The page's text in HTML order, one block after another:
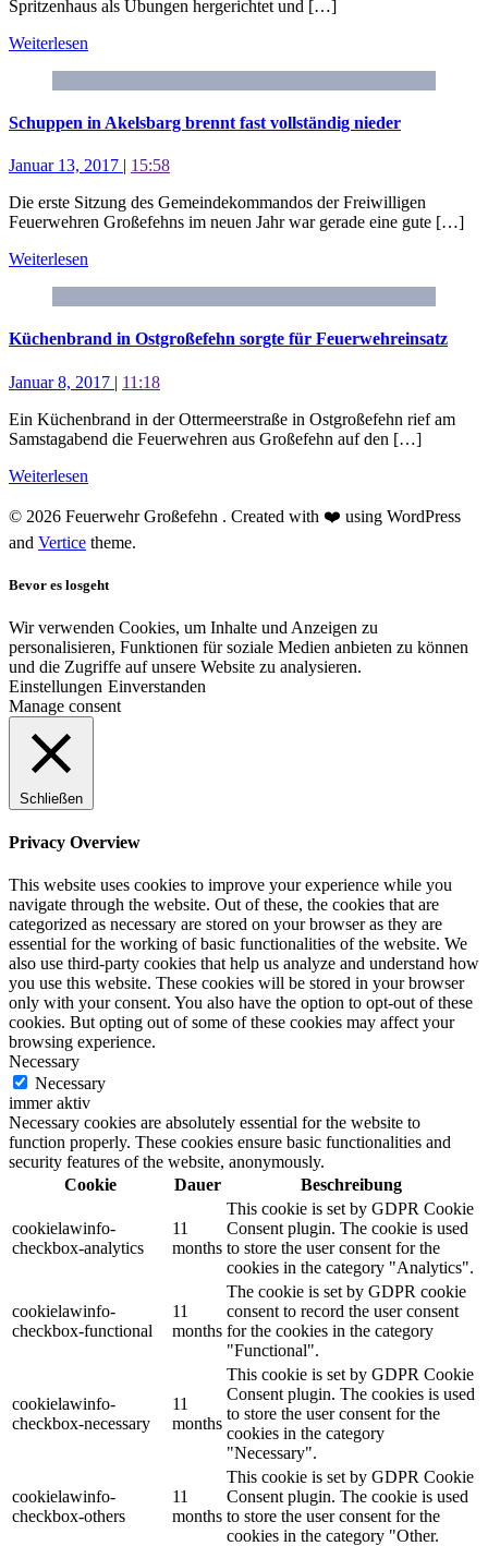
Spritzenhaus als Übungen hergerichtet und […]
Weiterlesen
Schuppen in Akelsbarg brennt fast vollständig nieder
Januar 13, 2017 | 15:58
Die erste Sitzung des Gemeindekommandos der Freiwilligen
Feuerwehren Großefehns im neuen Jahr war gerade eine gute […]
Weiterlesen
Küchenbrand in Ostgroßefehn sorgte für Feuerwehreinsatz
Januar 8, 2017 | 11:18
Ein Küchenbrand in der Ottermeerstraße in Ostgroßefehn rief am
Samstagabend die Feuerwehren aus Großefehn auf den […]
Weiterlesen
© 2026 Feuerwehr Großefehn . Created with ❤️ using WordPress
and Vertice theme.
Bevor es losgeht
Wir verwenden Cookies, um Inhalte und Anzeigen zu
personalisieren, Funktionen für soziale Medien anbieten zu können
und die Zugriffe auf unsere Website zu analysieren.
Einstellungen Einverstanden
Manage consent
Schließen
Privacy Overview
This website uses cookies to improve your experience while you
navigate through the website. Out of these, the cookies that are
categorized as necessary are stored on your browser as they are
essential for the working of basic functionalities of the website. We
also use third-party cookies that help us analyze and understand how
you use this website. These cookies will be stored in your browser
only with your consent. You also have the option to opt-out of these
cookies. But opting out of some of these cookies may affect your
browsing experience.
Necessary
Necessary
immer aktiv
Necessary cookies are absolutely essential for the website to
function properly. These cookies ensure basic functionalities and
security features of the website, anonymously.
Cookie
Dauer Beschreibung
cookielawinfo-
checkbox-analytics
11
months
This cookie is set by GDPR Cookie
Consent plugin. The cookie is used
to store the user consent for the
cookies in the category "Analytics".
cookielawinfo-
checkbox-functional
11
months
The cookie is set by GDPR cookie
consent to record the user consent
for the cookies in the category
"Functional".
cookielawinfo-
checkbox-necessary
11
months
This cookie is set by GDPR Cookie
Consent plugin. The cookies is used
to store the user consent for the
cookies in the category
"Necessary".
cookielawinfo-
checkbox-others
11
months
This cookie is set by GDPR Cookie
Consent plugin. The cookie is used
to store the user consent for the
cookies in the category "Other.